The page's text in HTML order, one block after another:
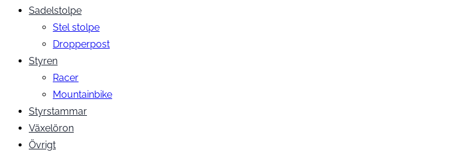
Sadelstolpe
Stel stolpe
Dropperpost
Styren
Racer
Mountainbike
Styrstammar
Växelöron
Övrigt